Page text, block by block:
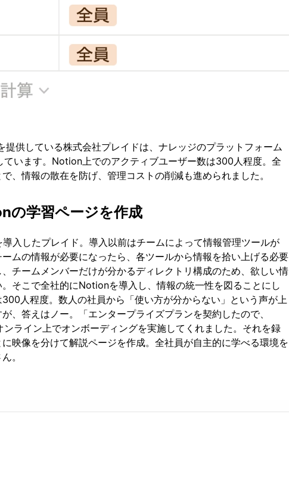
提供している株式会社プレイドは、ナレッジのプラットフォーム
います。Notion上でのアクティブユーザー数は300人程度。全
、情報の散在を防げ、管理コストの削減も進められました。
の学習ページを作成
入したプレイド。導入以前はチームによって情報管理ツールが
ムの情報が必要になったら、各ツールから情報を拾い上げる必要
チームメンバーだけが分かるディレクトリ構成のため、欲しい情
そこで全社的にNotionを導入し、情報の統一性を図ることにし
人程度。数人の社員から「使い方が分からない」という声が上
、答えはノー。「エンタープライズプランを契約したので、
ライン上でオンボーディングを実施してくれました。それを録
映像を分けて解説ページを作成。全社員が自主的に学べる環境を
。